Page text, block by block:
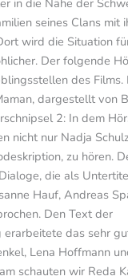
seines Clans mit
wird die Situation
Der folgende
des Films.
dargestellt von
2: In dem
nicht nur Nadja
zu hören.
die als
Hauf, Andreas
Den Text der
das sehr
Lena Hoffmann
schauten wir Reda